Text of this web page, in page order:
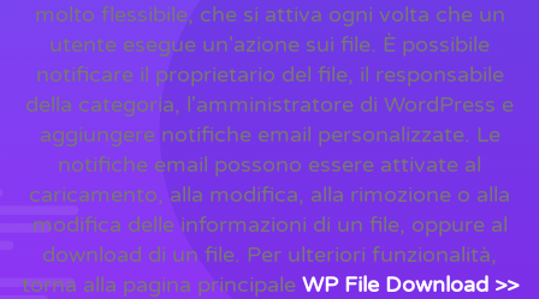
molto flessibile, che si attiva ogni volta che un
utente esegue un'azione sui file. È possibile
notificare il proprietario del file, il responsabile
della categoria, l'amministratore di WordPress e
aggiungere notifiche email personalizzate. Le
notifiche email possono essere attivate al
caricamento, alla modifica, alla rimozione o alla
modifica delle informazioni di un file, oppure al
download di un file. Per ulteriori funzionalità,
torna alla pagina principale WP File Download >>